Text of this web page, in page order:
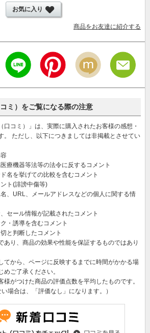
お気に入り
商品をお友達に紹介する
ミ）をご覧になる際の注意
口コミ）」は、実際に購入されたお客様の感想・
。 ただし、以下につきましては非掲載とさせてい
療機器等法等の法令に反するコメント
名を挙げての比較を含むコメント
ト(誹謗中傷等)
、URL、メールアドレスなどの個人に関する情
セール情報が記載されたコメント
・誘導を含むコメント
と判断したコメント
あり、商品の効果や性能を保証するものではあり
てから、ページに反映するまでに時間がかかる場
ご了承ください。
様がつけた商品の評価点数を平均したものです。
場合は、「評価なし」になります。）